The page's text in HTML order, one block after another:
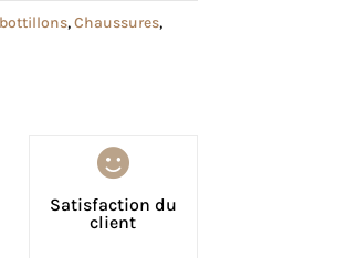
,Chaussures,

Satisfaction du
client